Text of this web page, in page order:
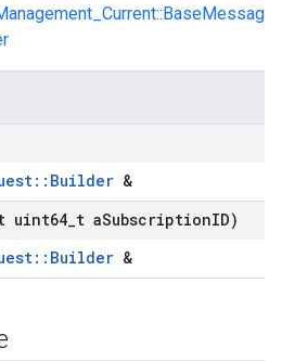
&
uint64 t aSubscriptionID)
&